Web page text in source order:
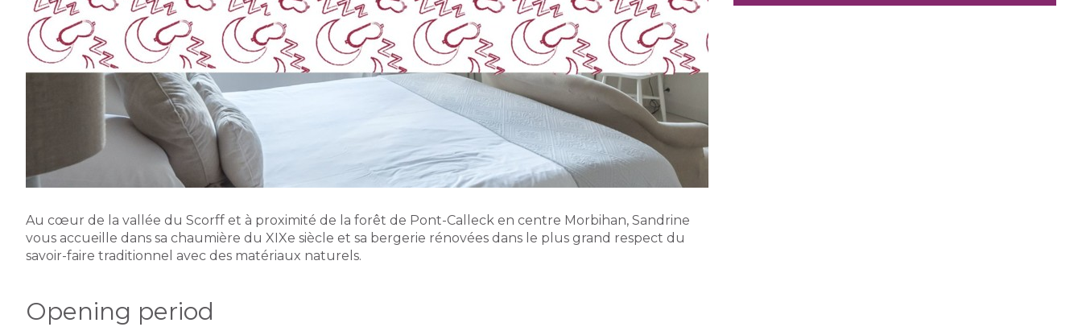
Au cœur de la vallée du Scorff et à proximité de la forêt de Pont-Calleck en centre Morbihan, Sandrine
vous accueille dans sa chaumière du XIXe siècle et sa bergerie rénovées dans le plus grand respect du
savoir-faire traditionnel avec des matériaux naturels.
Opening period